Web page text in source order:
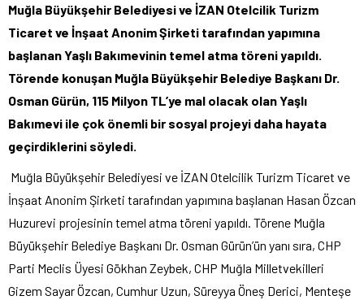
Muğla Büyükşehir Belediyesi ve İZAN Otelcilik Turizm
Ticaret ve İnşaat Anonim Şirketi tarafından yapımına
başlanan Yaşlı Bakımevinin temel atma töreni yapıldı.
Törende konuşan Muğla Büyükşehir Belediye Başkanı Dr.
Osman Gürün, 115 Milyon TL’ye mal olacak olan Yaşlı
Bakımevi ile çok önemli bir sosyal projeyi daha hayata
geçirdiklerini söyledi.
Muğla Büyükşehir Belediyesi ve İZAN Otelcilik Turizm Ticaret ve
İnşaat Anonim Şirketi tarafından yapımına başlanan Hasan Özcan
Huzurevi projesinin temel atma töreni yapıldı. Törene Muğla
Büyükşehir Belediye Başkanı Dr. Osman Gürün’ün yanı sıra, CHP
Parti Meclis Üyesi Gökhan Zeybek, CHP Muğla Milletvekilleri
Gizem Sayar Özcan, Cumhur Uzun, Süreyya Öneş Derici, Menteşe